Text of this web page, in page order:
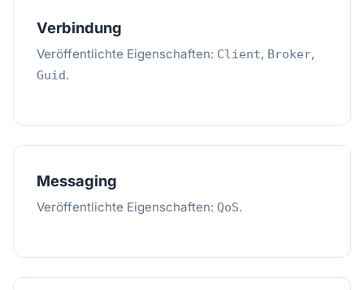
Verbindung
Veröffentlichte Eigenschaften: Client, Broker,
Guid.
Messaging
Veröffentlichte Eigenschaften: QoS.